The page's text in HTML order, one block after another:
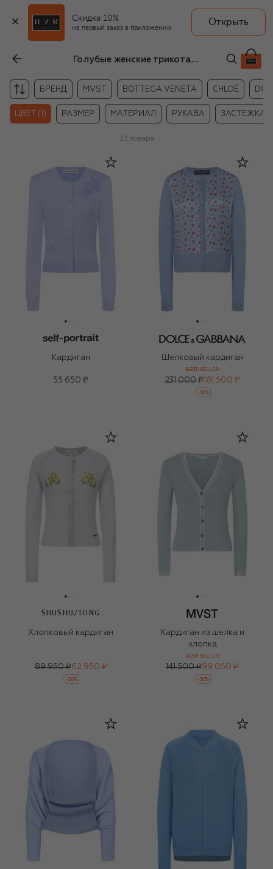
Скидка 10%
на первый заказ в приложении
Открыть
Голубые женские трикотажные кардиганы
БРЕНД MVST BOTTEGA VENETA CHLOÉ
ЦВЕТ (1) РАЗМЕР МАТЕРИАЛ РУКАВА ЗАСТЕЖКА
23 товара
Кардиган
55 650 ₽
Шелковый кардиган
BEST-SELLER
231 000 ₽ 161 500 ₽
-30%
SHUSHU/TONG
Хлопковый кардиган
89 950 ₽62 950 ₽
-30%
Кардиган из шелка и
хлопка
BEST-SELLER
141 500 ₽99 050 ₽
-30%